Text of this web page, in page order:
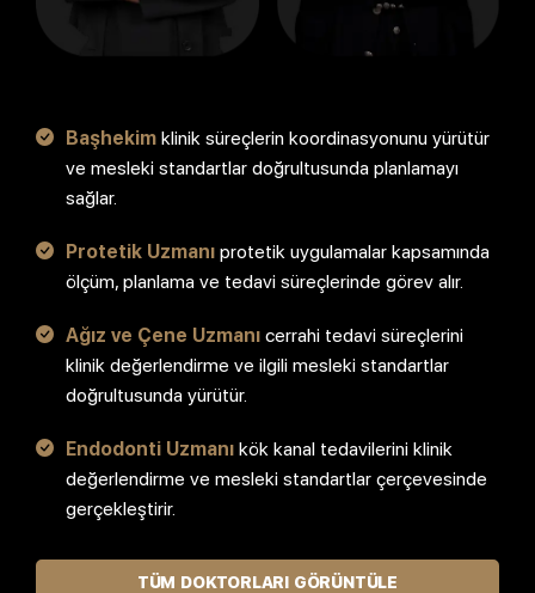
Başhekim klinik süreçlerin koordinasyonunu yürütür
ve mesleki standartlar doğrultusunda planlamayı
sağlar.
Protetik Uzmanı protetik uygulamalar kapsamında
ölçüm, planlama ve tedavi süreçlerinde görev alır.
Ağız ve Çene Uzmanı cerrahi tedavi süreçlerini
klinik değerlendirme ve ilgili mesleki standartlar
doğrultusunda yürütür.
Endodonti Uzmanı kök kanal tedavilerini klinik
değerlendirme ve mesleki standartlar çerçevesinde
gerçekleştirir.
TÜM DOKTORLARI GÖRÜNTÜLE